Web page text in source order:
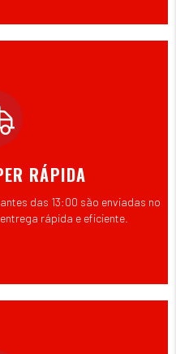
RÁPIDA
das 13:00 são enviadas no
rápida e eficiente.